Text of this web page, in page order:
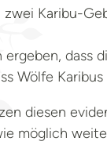
Karibu-
dass
Wölfe
diesen
möglich